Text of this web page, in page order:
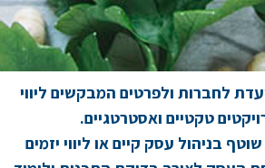
לחברות ולפרטים המבקשים ליווי
טקטיים ואסטרטגיים.
בניהול עסק קיים או ליווי יזמים